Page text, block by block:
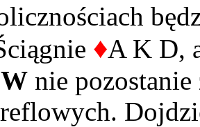
♦A K D,
W nie